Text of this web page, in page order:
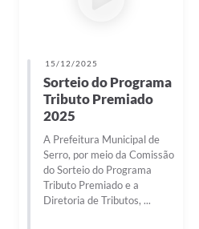
15/12/2025
Sorteio do Programa
Tributo Premiado
2025
A Prefeitura Municipal de
Serro, por meio da Comissão
do Sorteio do Programa
Tributo Premiado e a
Diretoria de Tributos, ...